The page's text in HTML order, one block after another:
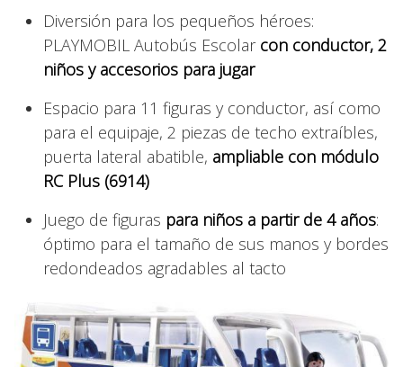
Diversión para los pequeños héroes:
PLAYMOBIL Autobús Escolar con conductor, 2
niños y accesorios para jugar
Espacio para 11 figuras y conductor, así como
para el equipaje, 2 piezas de techo extraíbles,
puerta lateral abatible, ampliable con módulo
RC Plus (6914)
Juego de figuras para niños a partir de 4 años:
óptimo para el tamaño de sus manos y bordes
redondeados agradables al tacto